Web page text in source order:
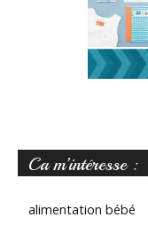
Ca m’intéresse :
alimentation bébé